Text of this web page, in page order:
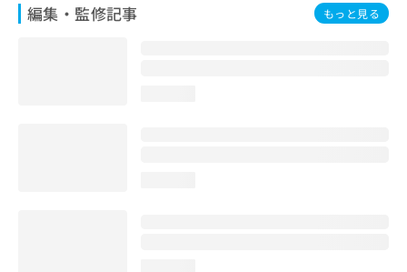
編集・監修記事 もっと見る